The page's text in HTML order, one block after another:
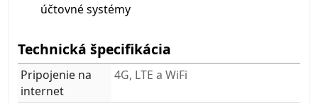
účtovné systémy
Technická špecifikácia
Pripojenie na
internet
4G, LTE a WiFi